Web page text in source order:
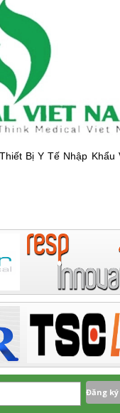
Bị Y Tế Nhập Khẩu